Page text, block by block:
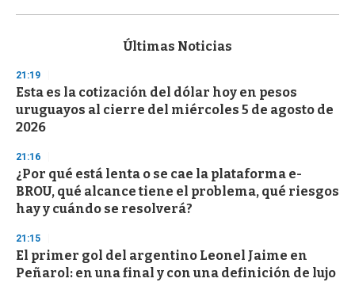
s
d
s
o
f
3
s
c
o
n
Últimas Noticias
21:19
Esta es la cotización del dólar hoy en pesos
uruguayos al cierre del miércoles 5 de agosto de
2026
21:16
¿Por qué está lenta o se cae la plataforma e-
BROU, qué alcance tiene el problema, qué riesgos
hay y cuándo se resolverá?
21:15
El primer gol del argentino Leonel Jaime en
Peñarol: en una final y con una definición de lujo